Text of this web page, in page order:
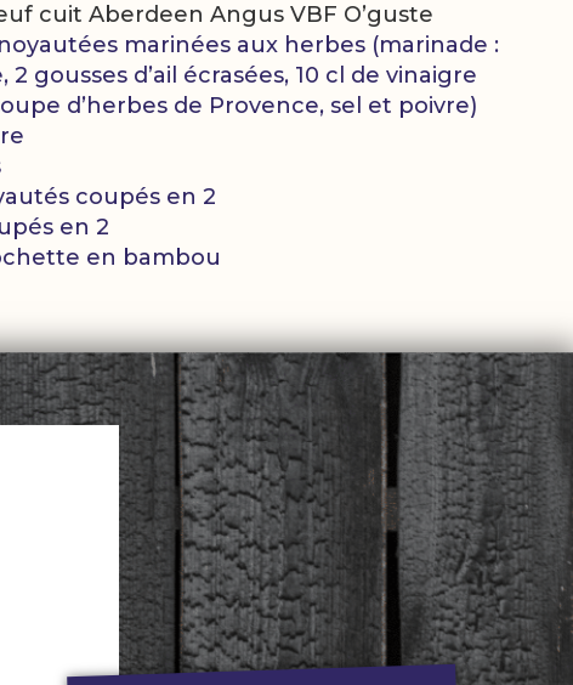
cuit Aberdeen Angus VBF O’guste
marinées aux herbes (marinade :
2 gousses d’ail écrasées, 10 cl de vinaigre
d’herbes de Provence, sel et poivre)
coupés en 2
en 2
en bambou